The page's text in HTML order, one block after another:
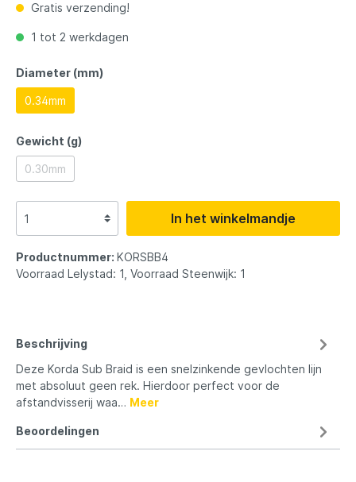
Gratis verzending!
1 tot 2 werkdagen
Diameter (mm)
0.34mm
Gewicht (g)
0.30mm
In het winkelmandje
Productnummer: KORSBB4
Voorraad Lelystad: 1, Voorraad Steenwijk: 1
Beschrijving
Deze Korda Sub Braid is een snelzinkende gevlochten lijn
met absoluut geen rek. Hierdoor perfect voor de
afstandvisserij waa… Meer
Beoordelingen